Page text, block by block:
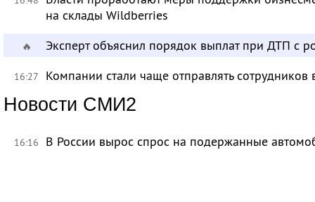
на склады Wildberries
🔥 Эксперт объяснил порядок выплат при ДТП с
16:27 Компании стали чаще отправлять сотрудников
Новости СМИ2
16:16 В России вырос спрос на подержанные